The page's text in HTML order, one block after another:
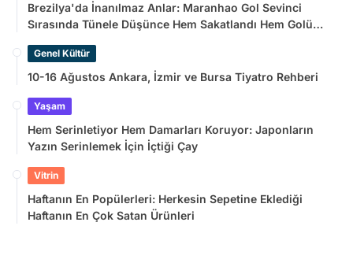
Brezilya'da İnanılmaz Anlar: Maranhao Gol Sevinci
Sırasında Tünele Düşünce Hem Sakatlandı Hem Golü
Genel Kültür
10-16 Ağustos Ankara, İzmir ve Bursa Tiyatro Rehberi
Yaşam
Hem Serinletiyor Hem Damarları Koruyor: Japonların
Yazın Serinlemek İçin İçtiği Çay
Vitrin
Haftanın En Popülerleri: Herkesin Sepetine Eklediği
Haftanın En Çok Satan Ürünleri